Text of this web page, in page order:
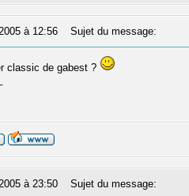
à 12:56 Sujet du message:
classic de gabest ?
à 23:50 Sujet du message: